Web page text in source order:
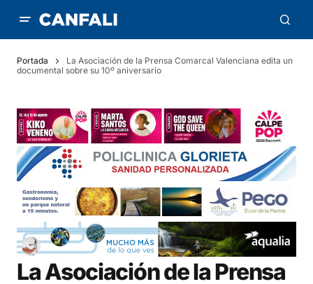
Portada
La Asociación de la Prensa Comarcal Valenciana edita un
documental sobre su 10º aniversario
La Asociación de la Prensa